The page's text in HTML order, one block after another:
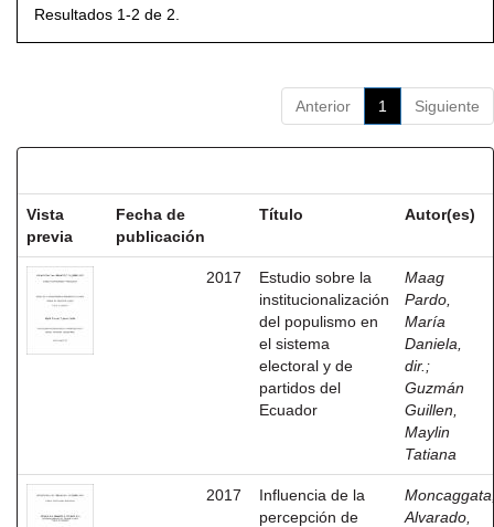
Resultados 1-2 de 2.
Anterior 1 Siguiente
Vista
previa
Fecha de
publicación
Título Autor(es)
2017
Estudio sobre la
institucionalización
del populismo en
el sistema
electoral y de
partidos del
Ecuador
Maag
Pardo,
María
Daniela,
dir. ;
Guzmán
Guillen,
Maylin
Tatiana
2017
Influencia de la
percepción de
Alvarado,